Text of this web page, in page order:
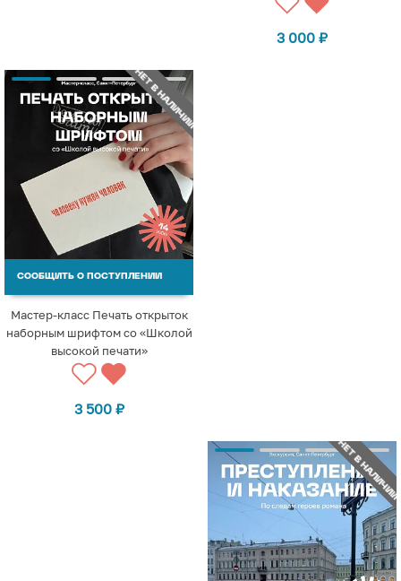
3 000 ₽
НЕТ В НАЛИЧИИ
СООБЩИТЬ О ПОСТУПЛЕНИИ
Мастер-класс Печать открыток
наборным шрифтом со «Школой
высокой печати»
3 500 ₽
НЕТ В НАЛИЧИИ